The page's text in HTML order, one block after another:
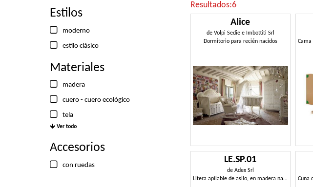
Resultados:6
Alice
de Volpi Sedie e Imbottiti Srl
Dormitorio para recién nacidos
LE.SP.01
de Adex Srl
Litera apilable de asilo, en madera natural
Estilos
moderno
estilo clásico
Materiales
madera
cuero - cuero ecológico
tela
Ver todo
Accesorios
con ruedas